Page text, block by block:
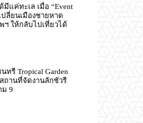
แค่ทะเล เมื่อ “Event
ปลี่ยนเมืองชายหาด
ฯ ให้กลับไปเที่ยวได้
ทรี Tropical Garden
ถานที่จัดงานลักชัวรี
ม 9